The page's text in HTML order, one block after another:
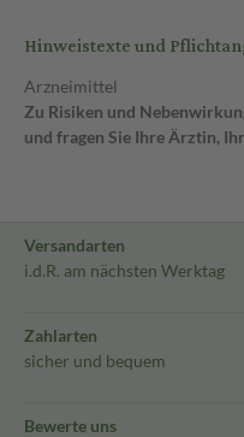
Hinweistexte und
Arzneimittel
Zu Risiken und
und fragen Sie Ihre Ärztin,
Versandarten
i.d.R. am nächsten Werktag
Zahlarten
sicher und bequem
Bewerte uns